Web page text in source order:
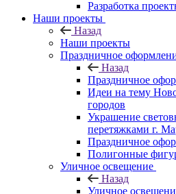
Разработка
Наши проекты
Назад
Наши проекты
Праздничное
Назад
Праздничное
Идеи на тему
городов
Украшение
перетяжками г.
Праздничное
Полигонные
Уличное освещение
Назад
Уличное